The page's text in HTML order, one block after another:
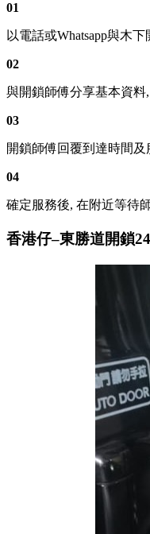
01
以電話或Whatsapp與木
02
與開鎖師傅分享基本資
03
開鎖師傅回覆到達時間及
04
確定服務後, 在附近等待
香港仔–東勝道開鎖